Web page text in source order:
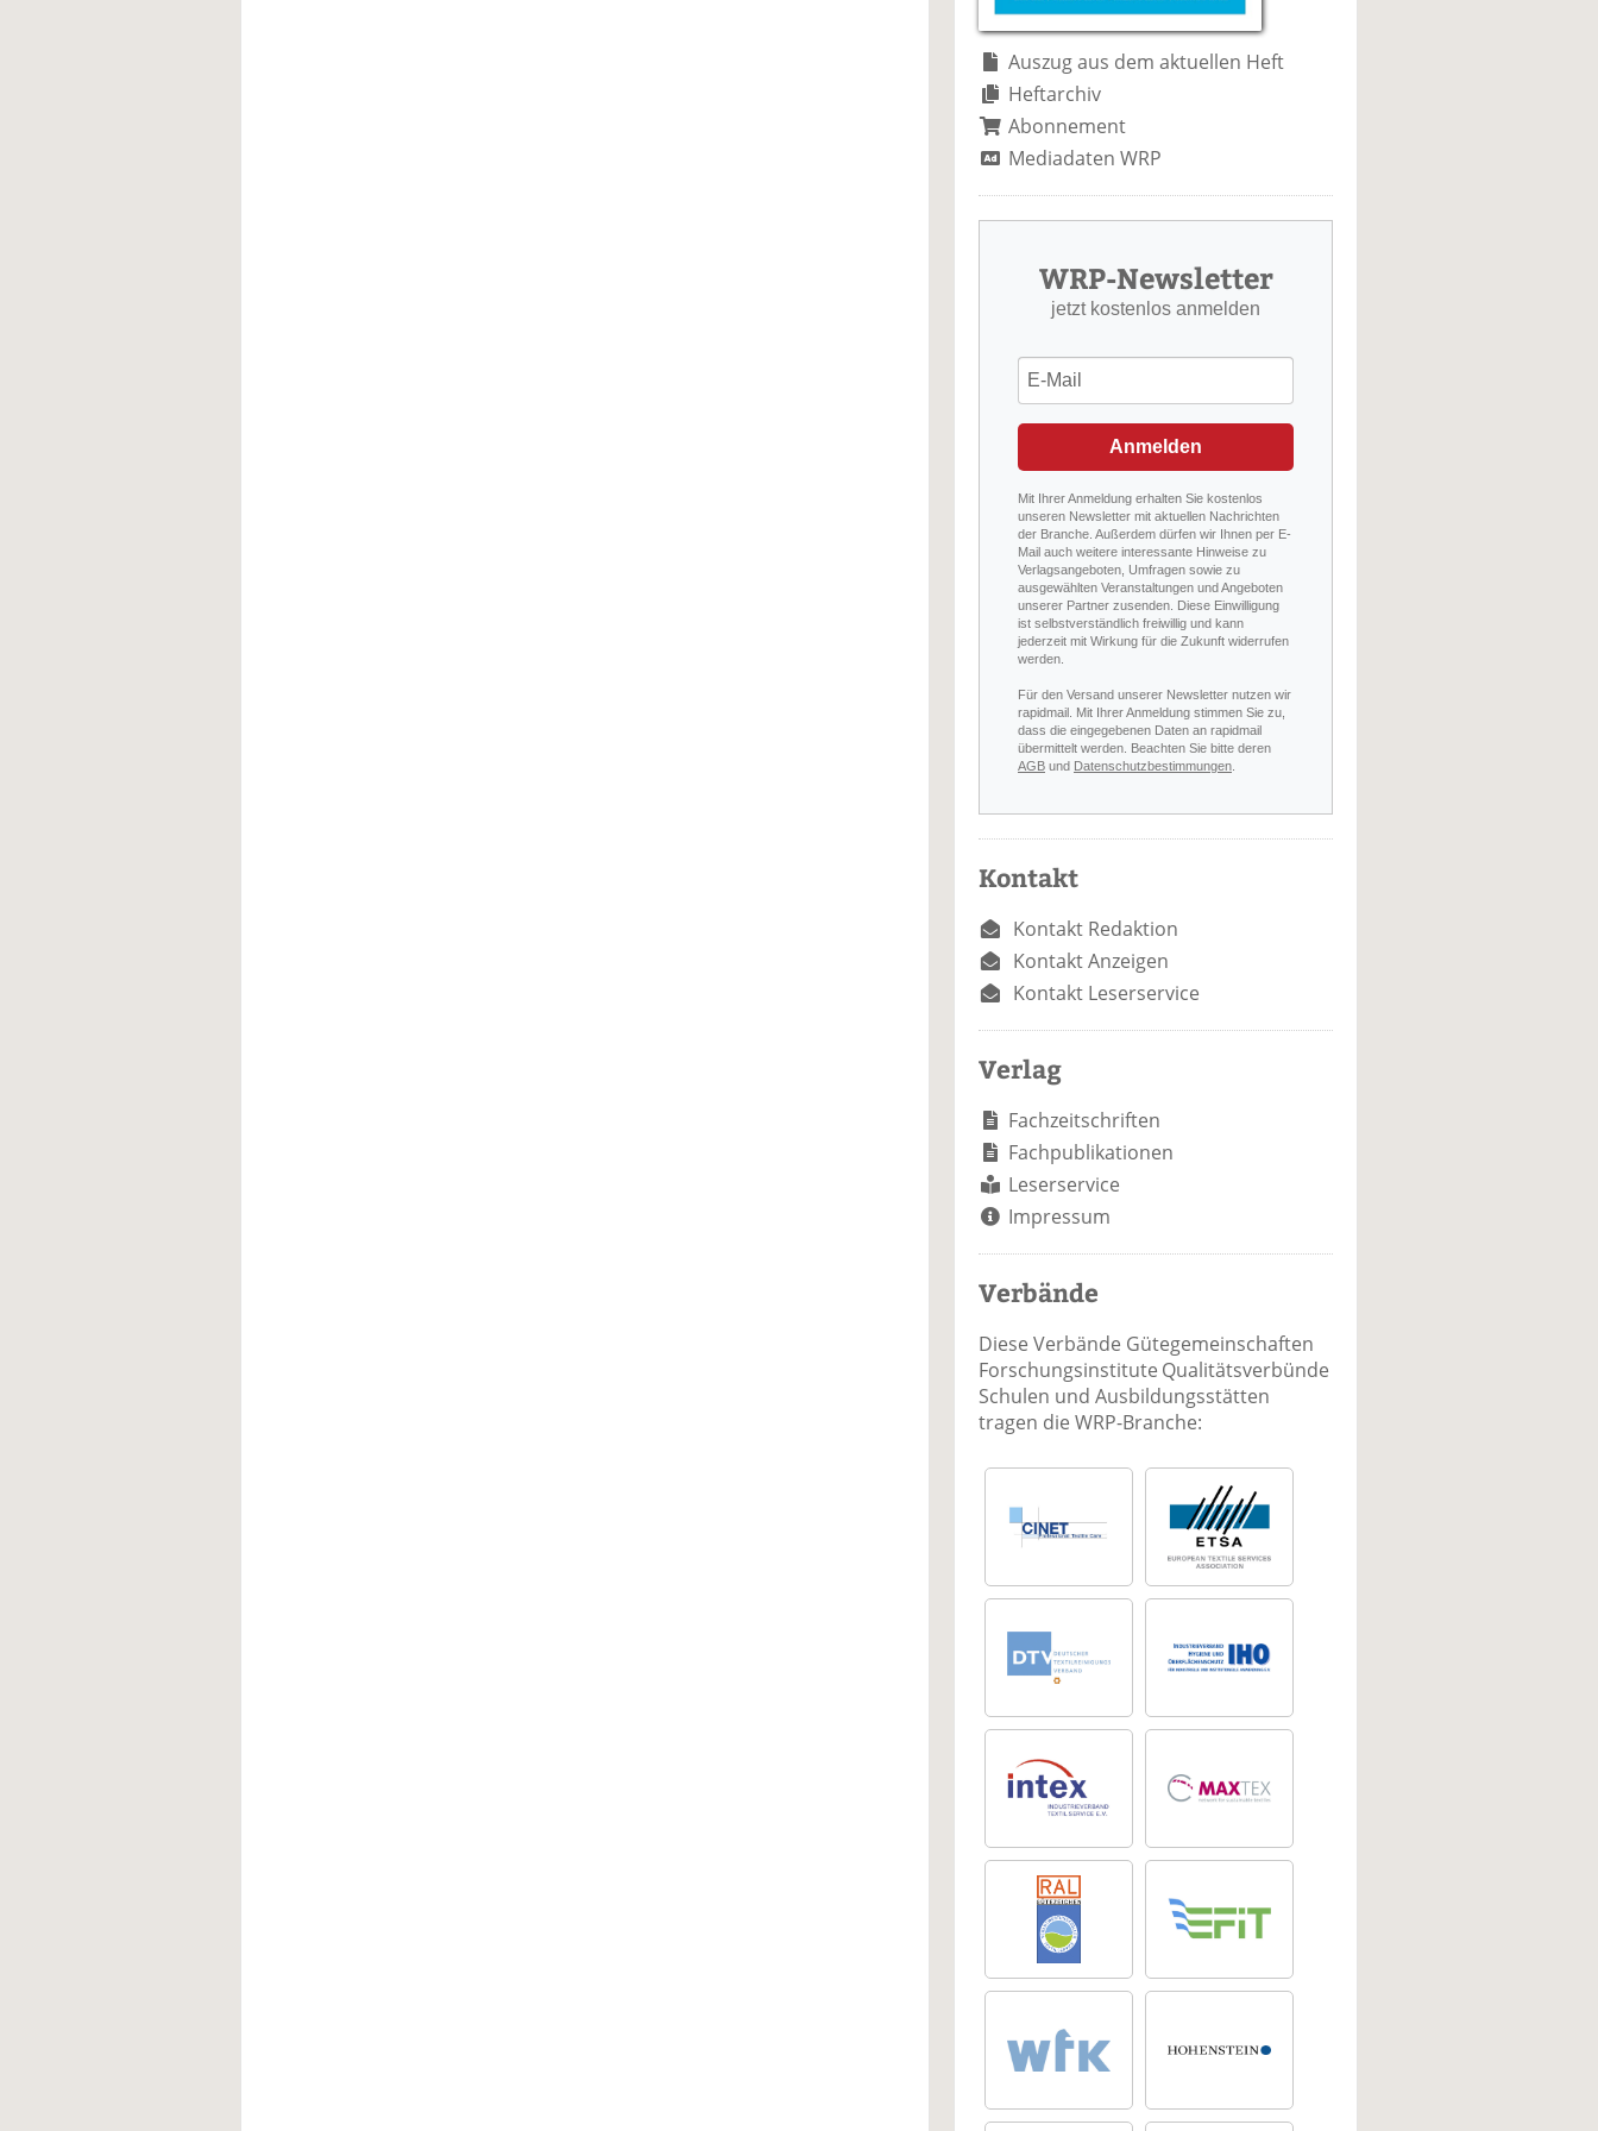
Auszug aus dem aktuellen Heft
Heftarchiv
Abonnement
Mediadaten WRP
WRP-Newsletter
jetzt kostenlos anmelden
Anmelden
Mit Ihrer Anmeldung erhalten Sie kostenlos
unseren Newsletter mit aktuellen Nachrichten
der Branche. Außerdem dürfen wir Ihnen per E-
Mail auch weitere interessante Hinweise zu
Verlagsangeboten, Umfragen sowie zu
ausgewählten Veranstaltungen und Angeboten
unserer Partner zusenden. Diese Einwilligung
ist selbstverständlich freiwillig und kann
jederzeit mit Wirkung für die Zukunft widerrufen
werden.
Für den Versand unserer Newsletter nutzen wir
rapidmail. Mit Ihrer Anmeldung stimmen Sie zu,
dass die eingegebenen Daten an rapidmail
übermittelt werden. Beachten Sie bitte deren
AGB und Datenschutzbestimmungen
Kontakt
Kontakt Redaktion
Kontakt Anzeigen
Kontakt Leserservice
Verlag
Fachzeitschriften
Fachpublikationen
Leserservice
Impressum
Verbände
Diese Verbände Gütegemeinschaften
Forschungsinstitute Qualitätsverbünde
Schulen und Ausbildungsstätten
tragen die WRP-Branche: